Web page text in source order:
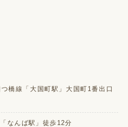
橋線「大国町駅」大国町1番出口
なんば駅」徒歩12分